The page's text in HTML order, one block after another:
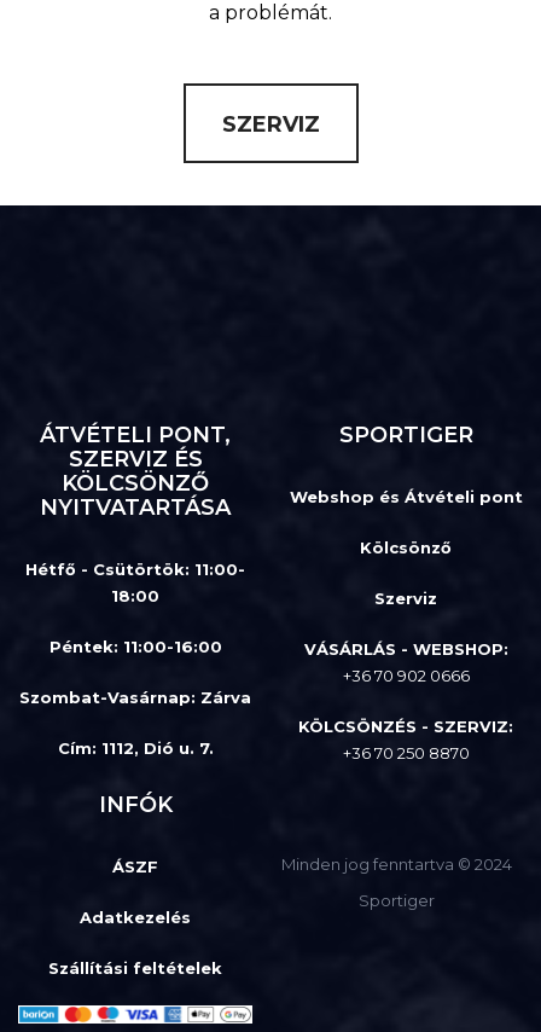
a problémát.
SZERVIZ
ÁTVÉTELI PONT,
SZERVIZ ÉS
KÖLCSÖNZŐ
NYITVATARTÁSA
Hétfő - Csütörtök: 11:00-
18:00
Péntek: 11:00-16:00
Szombat-Vasárnap: Zárva
Cím: 1112, Dió u. 7.
SPORTIGER
Webshop és Átvételi pont
Kölcsönző
Szerviz
VÁSÁRLÁS - WEBSHOP:
+36 70 902 0666
KÖLCSÖNZÉS - SZERVIZ:
+36 70 250 8870
INFÓK
ÁSZF
Adatkezelés
Szállítási feltételek
Minden jog fenntartva © 2024
Sportiger